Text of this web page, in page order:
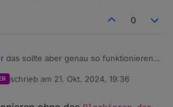
(shuttercontrol.0.shutters.autoState.X
sunProtect beendet wird, fährt der
0
das sollte aber genau so funktionieren.
beendetvwird.
schrieb am 21. Okt. 2024, 19:36
zuletzt editiert von